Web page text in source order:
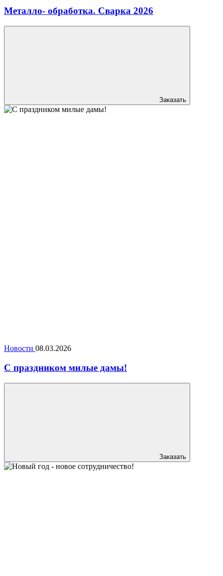
Металло- обработка. Сварка 2026
Заказать
Новости 08.03.2026
С праздником милые дамы!
Заказать